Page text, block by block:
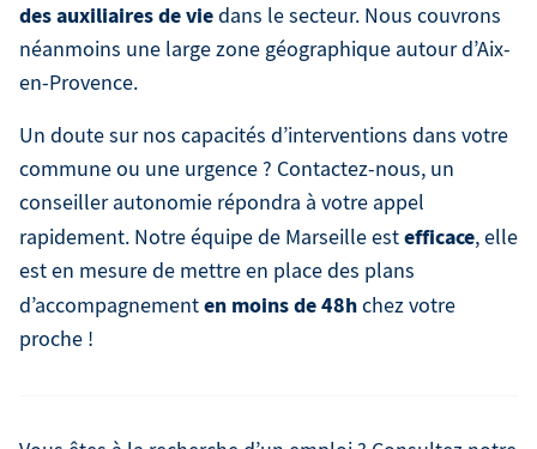
des auxiliaires de viedans le secteur. Nous couvrons
néanmoins une large zone géographique autour d’Aix-
en-Provence.
Un doute sur nos capacités d’interventions dans votre
commune ou une urgence ? Contactez-nous, un
conseiller autonomie répondra à votre appel
rapidement. Notre équipe de Marseille estefficace, elle
est en mesure de mettre en place des plans
d’accompagnementen moins de 48hchez votre
proche !